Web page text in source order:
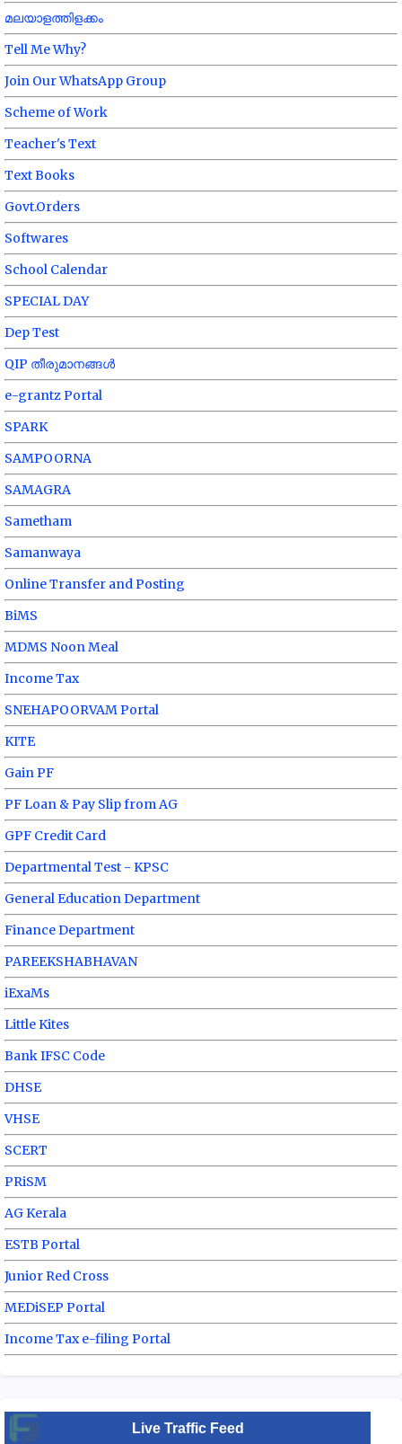
മലയാളത്തിളക്കം
Tell Me Why?
Join Our WhatsApp Group
Scheme of Work
Teacher's Text
Text Books
Govt.Orders
Softwares
School Calendar
SPECIAL DAY
Dep Test
QIP തീരുമാനങ്ങൾ
e-grantz Portal
SPARK
SAMPOORNA
SAMAGRA
Sametham
Samanwaya
Online Transfer and Posting
BiMS
MDMS Noon Meal
Income Tax
SNEHAPOORVAM Portal
KITE
Gain PF
PF Loan & Pay Slip from AG
GPF Credit Card
Departmental Test - KPSC
General Education Department
Finance Department
PAREEKSHABHAVAN
iExaMs
Little Kites
Bank IFSC Code
DHSE
VHSE
SCERT
PRiSM
AG Kerala
ESTB Portal
Junior Red Cross
MEDiSEP Portal
Income Tax e-filing Portal
Live Traffic Feed